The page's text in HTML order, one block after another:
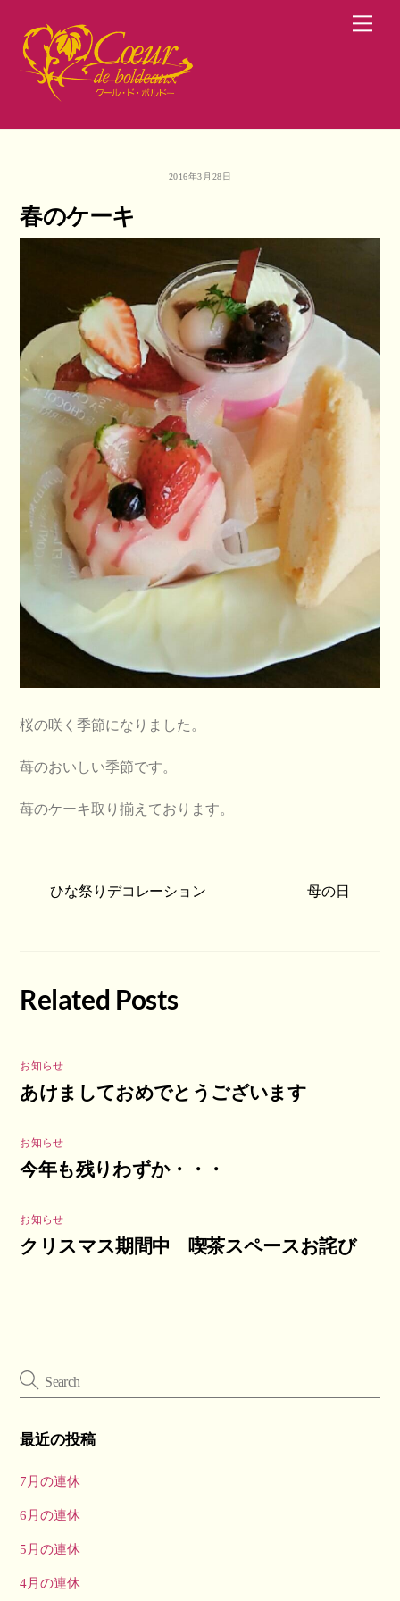
content
2016年3月28日
春のケーキ
桜の咲く季節になりました。
苺のおいしい季節です。
苺のケーキ取り揃えております。
ひな祭りデコレーション 母の日
Related Posts
お知らせ
あけましておめでとうございます
お知らせ
今年も残りわずか・・・
お知らせ
クリスマス期間中 喫茶スペースお詫び
最近の投稿
7月の連休
6月の連休
5月の連休
4月の連休